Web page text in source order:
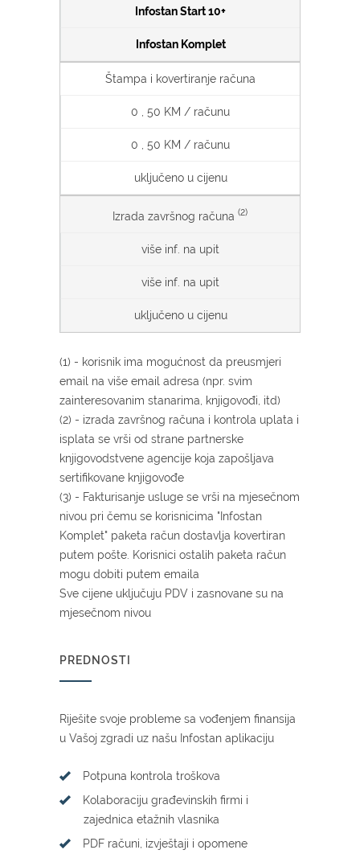
Infostan Start 10+
Infostan Komplet
Štampa i kovertiranje računa
0 , 50 KM / računu
0 , 50 KM / računu
uključeno u cijenu
Izrada završnog računa (2)
više inf. na upit
više inf. na upit
uključeno u cijenu
(1) - korisnik ima mogućnost da preusmjeri
email na više email adresa (npr. svim
zainteresovanim stanarima, knjigovođi, itd)
(2) - izrada završnog računa i kontrola uplata i
isplata se vrši od strane partnerske
knjigovodstvene agencije koja zapošljava
sertifikovane knjigovođe
(3) - Fakturisanje usluge se vrši na mjesečnom
nivou pri čemu se korisnicima "Infostan
Komplet" paketa račun dostavlja kovertiran
putem pošte. Korisnici ostalih paketa račun
mogu dobiti putem emaila
Sve cijene uključuju PDV i zasnovane su na
mjesečnom nivou
PREDNOSTI
Riješite svoje probleme sa vođenjem finansija
u Vašoj zgradi uz našu Infostan aplikaciju
Potpuna kontrola troškova
Kolaboraciju građevinskih firmi i
zajednica etažnih vlasnika
PDF računi, izvještaji i opomene